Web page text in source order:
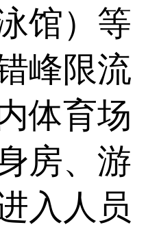
馆）等
峰限流
体育场
房、游
入人员